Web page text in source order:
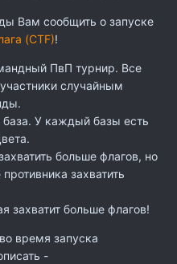
Вам сообщить о запуске
(CTF)!
ПвП турнир. Все
случайным
У каждый базы есть
больше флагов, но
захватить
захватит больше флагов!
время запуска
-